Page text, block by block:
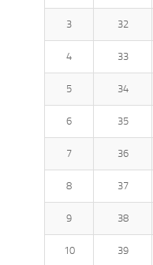
3 32
4 33
5 34
6 35
7 36
8 37
9 38
10 39